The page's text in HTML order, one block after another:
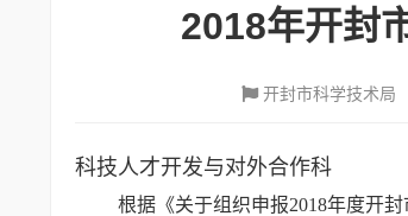
2018年开封
开封市科学技术局
科技人才开发与对外合作科
根据《关于组织申报2018年度开